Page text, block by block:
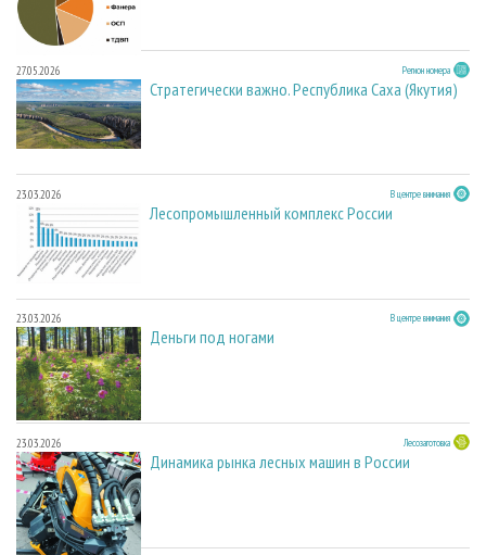
27.05.2026 Регион номера
Стратегически важно. Республика Саха (Якутия)
23.03.2026 В центре внимания
Лесопромышленный комплекс России
23.03.2026 В центре внимания
Деньги под ногами
23.03.2026 Лесозаготовка
Динамика рынка лесных машин в России